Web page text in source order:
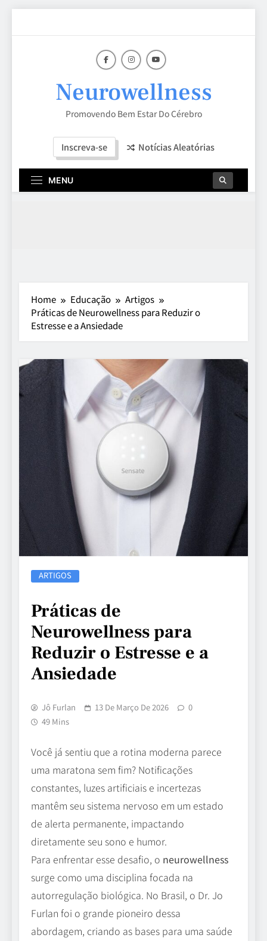
Neurowellness
Promovendo Bem Estar Do Cérebro
Inscreva-se Notícias Aleatórias
MENU
Home Educação
Artigos
Práticas de Neurowellness para Reduzir o
Estresse e a Ansiedade
ARTIGOS
Práticas de
Neurowellness para
Reduzir o Estresse e a
Ansiedade
Jô Furlan 13 De Março De 2026
0
49 Mins
Você já sentiu que a rotina moderna parece
uma maratona sem fim? Notificações
constantes, luzes artificiais e incertezas
mantêm seu sistema nervoso em um estado
de alerta permanente, impactando
diretamente seu sono e humor.
Para enfrentar esse desafio, o neurowellness
surge como uma disciplina focada na
autorregulação biológica. No Brasil, o Dr. Jo
Furlan foi o grande pioneiro dessa
abordagem, criando as bases para uma saúde